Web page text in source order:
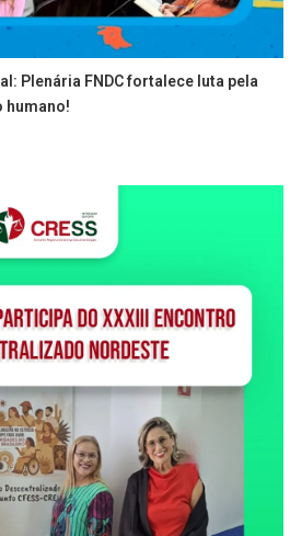
Plenária FNDC fortalece luta pela
humano!